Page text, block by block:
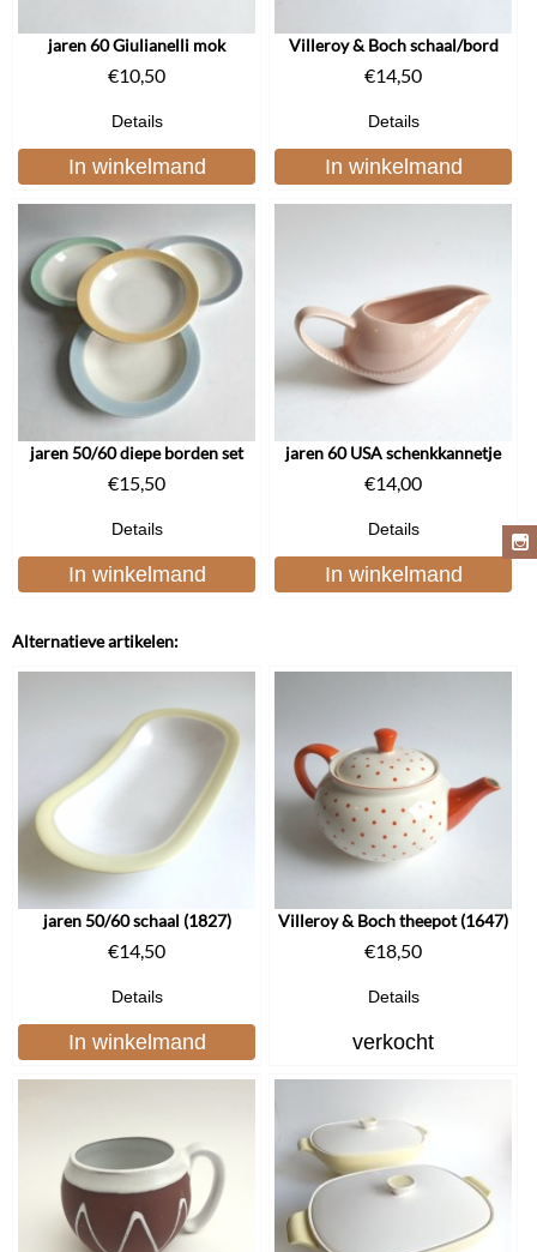
jaren 60 Giulianelli mok
€10,50
Details
In winkelmand
Villeroy & Boch schaal/bord
€14,50
Details
In winkelmand
jaren 50/60 diepe borden set
€15,50
Details
In winkelmand
jaren 60 USA schenkkannetje
€14,00
Details
In winkelmand
Alternatieve artikelen:
jaren 50/60 schaal (1827)
€14,50
Details
In winkelmand
Villeroy & Boch theepot (1647)
€18,50
Details
verkocht